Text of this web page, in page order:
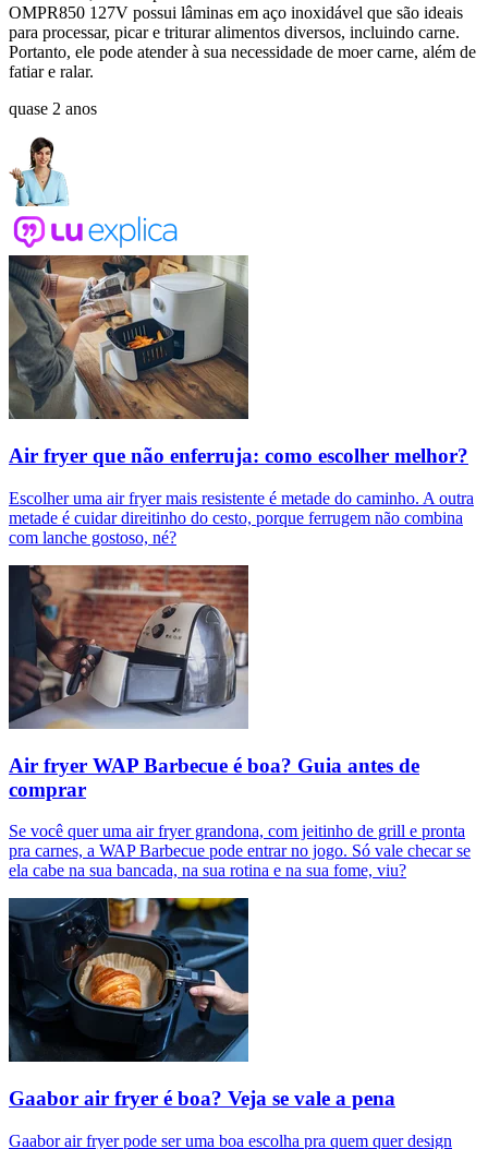
OMPR850 127V possui lâminas em aço inoxidável que são ideais
para processar, picar e triturar alimentos diversos, incluindo carne.
Portanto, ele pode atender à sua necessidade de moer carne, além de
fatiar e ralar.
quase 2 anos
Air fryer que não enferruja: como escolher melhor?
Escolher uma air fryer mais resistente é metade do caminho. A outra
metade é cuidar direitinho do cesto, porque ferrugem não combina
com lanche gostoso, né?
Air fryer WAP Barbecue é boa? Guia antes de
comprar
Se você quer uma air fryer grandona, com jeitinho de grill e pronta
pra carnes, a WAP Barbecue pode entrar no jogo. Só vale checar se
ela cabe na sua bancada, na sua rotina e na sua fome, viu?
Gaabor air fryer é boa? Veja se vale a pena
Gaabor air fryer pode ser uma boa escolha pra quem quer design